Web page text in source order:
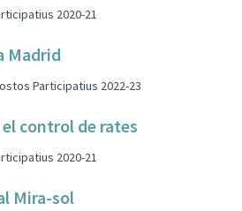
2020-21
Madrid
Participatius 2022-23
control de rates
2020-21
Mira-sol